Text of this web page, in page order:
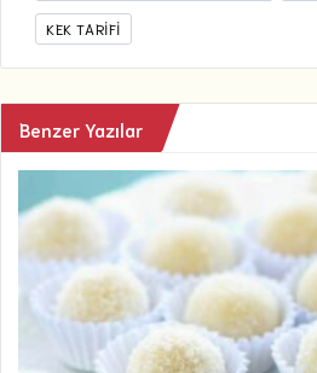
KEK TARIFI
Benzer Yazılar